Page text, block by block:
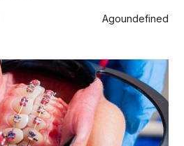
Agoundefined